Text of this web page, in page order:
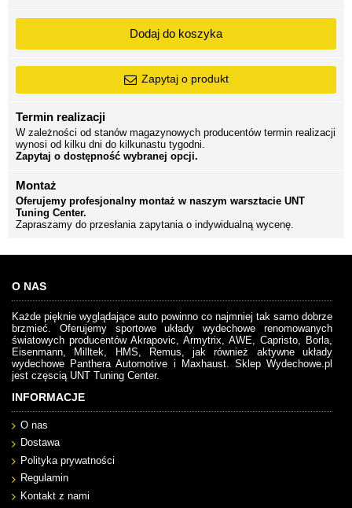
Dodaj do koszyka
Zapytaj o produkt
Termin realizacji
W zależności od stanów magazynowych producentów termin realizacji
wynosi od kilku dni do kilkunastu tygodni.
Zapytaj o dostępność wybranej opcji.
Montaż
Oferujemy profesjonalny montaż w naszym warsztacie UNT
Tuning Center.
Zapraszamy do przesłania zapytania o indywidualną wycenę.
O NAS
Każde pięknie wyglądające auto powinno co najmniej tak samo dobrze
brzmieć. Oferujemy sportowe układy wydechowe renomowanych
światowych producentów Akrapovic, Armytrix, AWE, Capristo, Borla,
Eisenmann, Milltek, HMS, Remus, jak również aktywne układy
wydechowe Panthera Automotive i Maxhaust. Sklep Wydechowe.pl
jest częscią UNT Tuning Center.
INFORMACJE
O nas
Dostawa
Polityka prywatności
Regulamin
Kontakt z nami